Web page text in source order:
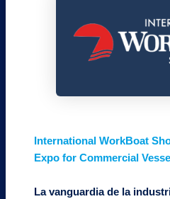
International WorkBoat
Expo for Commercial
La vanguardia de la